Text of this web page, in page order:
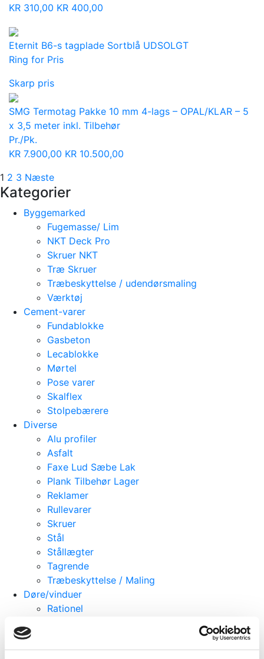
KR 310,00 KR 400,00
Eternit B6-s tagplade Sortblå UDSOLGT
Ring for Pris
Skarp pris
SMG Termotag Pakke 10 mm 4-lags – OPAL/KLAR – 5
x 3,5 meter inkl. Tilbehør
Pr./Pk.
KR 7.900,00 KR 10.500,00
1 2 3 Næste
Kategorier
Byggemarked
Fugemasse/ Lim
NKT Deck Pro
Skruer NKT
Træ Skruer
Træbeskyttelse / udendørsmaling
Værktøj
Cement-varer
Fundablokke
Gasbeton
Lecablokke
Mørtel
Pose varer
Skalflex
Stolpebærere
Diverse
Alu profiler
Asfalt
Faxe Lud Sæbe Lak
Plank Tilbehør Lager
Reklamer
Rullevarer
Skruer
Stål
Stållægter
Tagrende
Træbeskyttelse / Maling
Døre/vinduer
Rationel
Facadebeklædning
Isolering